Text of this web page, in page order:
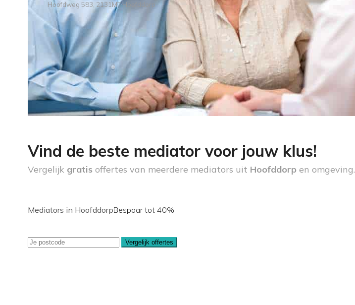
Hoofdweg 583, 2131MT Hoofddorp
Vind de beste mediator voor jouw klus!
Vergelijk gratis offertes van meerdere mediators uit Hoofddorp en omgeving.
Mediators in HoofddorpBespaar tot 40%
Vergelijk offertes